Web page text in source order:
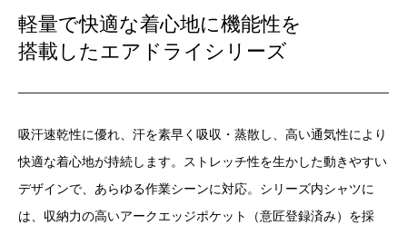
軽量で快適な着心地に機能性を
搭載したエアドライシリーズ
吸汗速乾性に優れ、汗を素早く吸収・蒸散し、高い通気性により
快適な着心地が持続します。ストレッチ性を生かした動きやすい
デザインで、あらゆる作業シーンに対応。シリーズ内シャツに
は、収納力の高いアークエッジポケット（意匠登録済み）を採